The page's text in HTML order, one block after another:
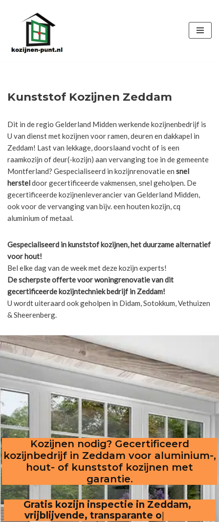
de
Kunststof Kozijnen Zeddam
Dit in de regio Gelderland Midden werkende kozijnenbedrijf is
U van dienst met kozijnen voor ramen, deuren en dakkapel in
Zeddam! Last van lekkage, doorslaand vocht of is een
raamkozijn of deur(-kozijn) aan vervanging toe in de gemeente
Montferland? Gespecialiseerd in kozijnrenovatie en snel
hersteldoor gecertificeerde vakmensen, snel geholpen. De
gecertificeerde kozijnenleverancier van Gelderland Midden,
ook voor de vervanging van bijv. een houten kozijn, cq
aluminium of metaal.
Gespecialiseerd in kunststof kozijnen, het duurzame alternatief
voor hout!
Bel elke dag van de week met deze kozijn experts!
De scherpsteofferte voor woningrenovatie van dit
gecertificeerde kozijntechniek bedrijf in Zeddam!
U wordt uiteraard ook geholpen in Didam, Sotokkum, Vethuizen
& Sheerenberg.
Kozijnen nodig? Gecertificeerd
kozijnbedrijf in Zeddam voor aluminium-,
hout- of kunststof kozijnen met
garantie.
Gratis kozijn inspectie in Zeddam,
vrijblijvende, transparante offerte